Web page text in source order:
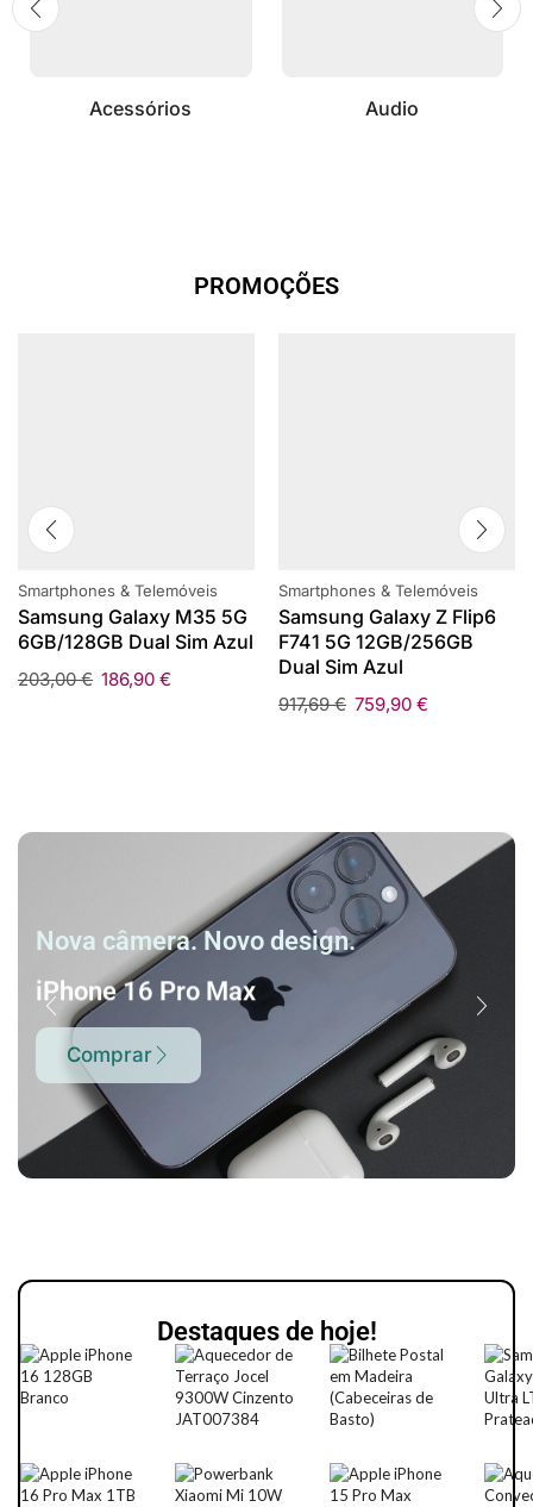
Acessórios Audio
PROMOÇÕES
Smartphones & Telemóveis
Samsung Galaxy M35 5G
6GB/128GB Dual Sim Azul
203,00€ 186,90 €
Smartphones & Telemóveis
Samsung Galaxy Z Flip6
F741 5G 12GB/256GB
Dual Sim Azul
917,69€ 759,90 €
Nova câmera. Novo design.
iPhone 16 Pro Max
Comprar
Destaques de hoje!